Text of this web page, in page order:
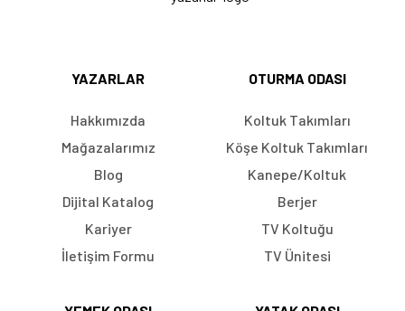
YAZARLAR
Hakkımızda
Mağazalarımız
Blog
Dijital Katalog
Kariyer
İletişim Formu
OTURMA ODASI
Koltuk Takımları
Köşe Koltuk Takımları
Kanepe/Koltuk
Berjer
TV Koltuğu
TV Ünitesi